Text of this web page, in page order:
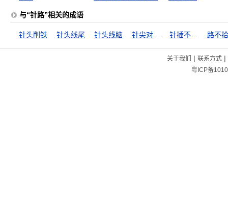
与“针路”相关的成语
针头削铁 针头线尾 针头线脑 路不
关于我们 | 联系方式|
粤ICP备